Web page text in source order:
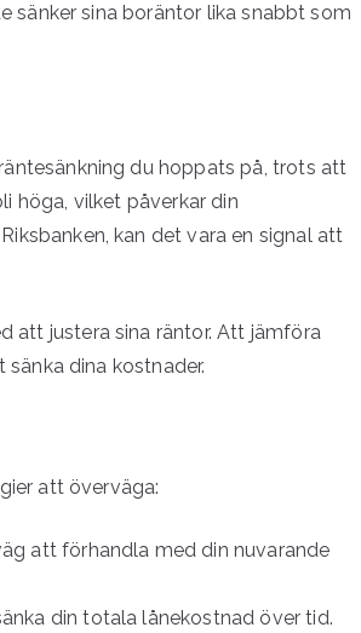
sänker sina boräntor lika snabbt som
du hoppats på, trots att
höga, vilket påverkar din
kan det vara en signal att
att justera sina räntor. Att jämföra
dina kostnader.
att överväga:
att förhandla med din nuvarande
din totala lånekostnad över tid.